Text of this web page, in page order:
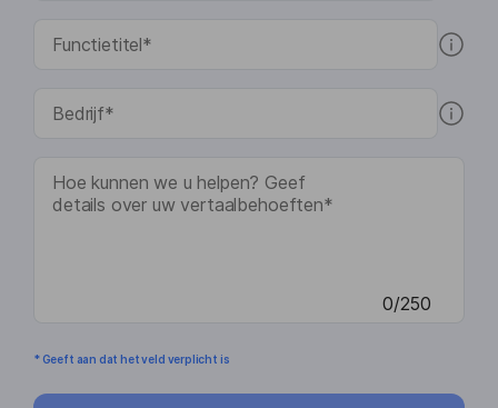
0/250
* Geeft aan dat het veld verplicht is